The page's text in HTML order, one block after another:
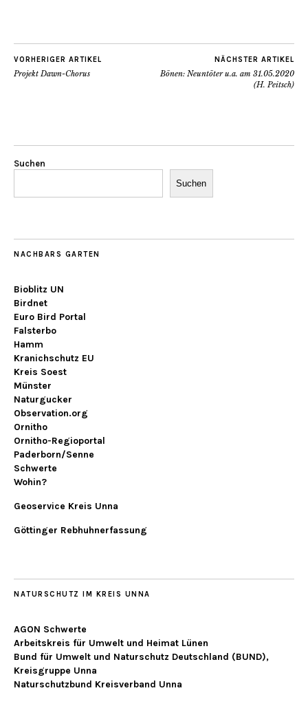
VORHERIGER ARTIKEL
Projekt Dawn-Chorus
NÄCHSTER ARTIKEL
Bönen: Neuntöter u.a. am 31.05.2020
(H. Peitsch)
Suchen
Suchen
NACHBARS GARTEN
Bioblitz UN
Birdnet
Euro Bird Portal
Falsterbo
Hamm
Kranichschutz EU
Kreis Soest
Münster
Naturgucker
Observation.org
Ornitho
Ornitho-Regioportal
Paderborn/Senne
Schwerte
Wohin?
Geoservice Kreis Unna
Göttinger Rebhuhnerfassung
NATURSCHUTZ IM KREIS UNNA
AGON Schwerte
Arbeitskreis für Umwelt und Heimat Lünen
Bund für Umwelt und Naturschutz Deutschland (BUND),
Kreisgruppe Unna
Naturschutzbund Kreisverband Unna